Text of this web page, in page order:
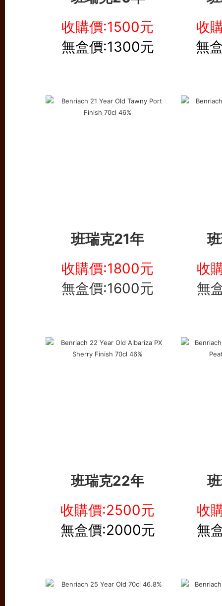
收購價:1500元
無盒價:1300元
收
無
班瑞克21年
收購價:1800元
無盒價:1600元
收
無
班瑞克22年
收購價:2500元
無盒價:2000元
收
無